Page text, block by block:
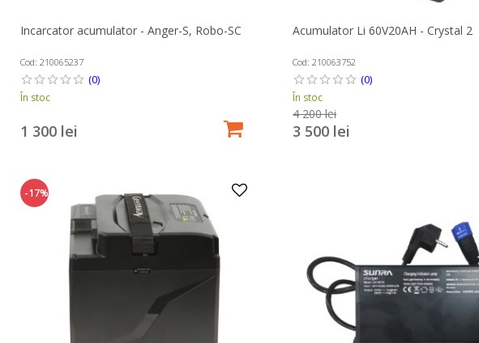
Incarcator acumulator - Anger-S, Robo-SC
Cod: 210065237
(0)
În stoc
1 300 lei
Acumulator Li 60V20AH - Crystal 2
Cod: 210063752
(0)
În stoc
4 200 lei
3 500 lei
-17%